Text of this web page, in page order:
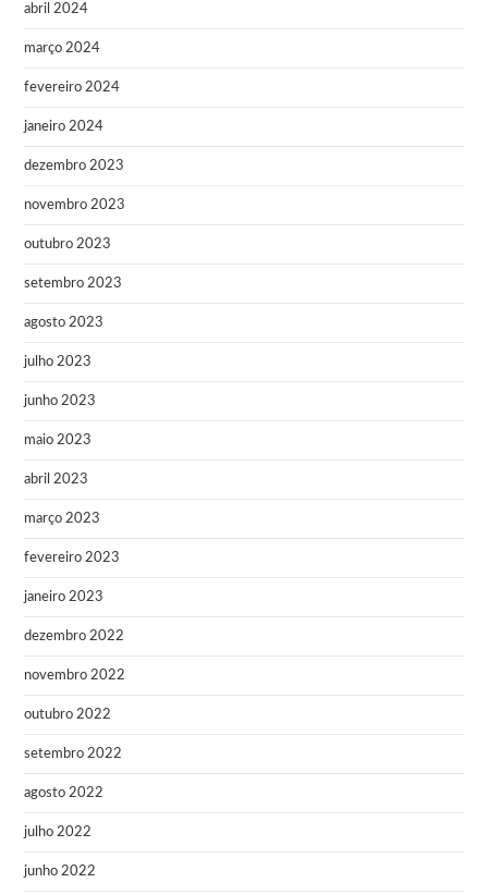
abril 2024
março 2024
fevereiro 2024
janeiro 2024
dezembro 2023
novembro 2023
outubro 2023
setembro 2023
agosto 2023
julho 2023
junho 2023
maio 2023
abril 2023
março 2023
fevereiro 2023
janeiro 2023
dezembro 2022
novembro 2022
outubro 2022
setembro 2022
agosto 2022
julho 2022
junho 2022